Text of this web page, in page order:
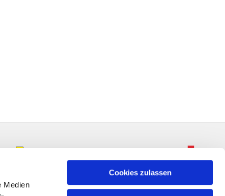
Medien
Cookies zulassen